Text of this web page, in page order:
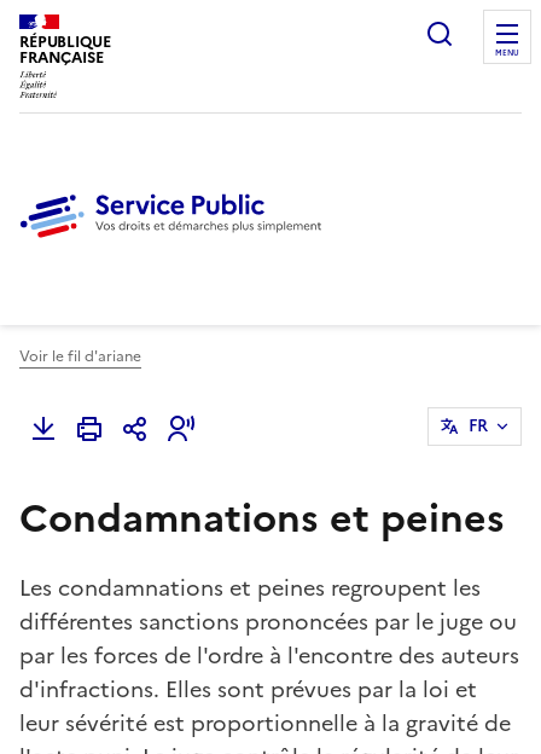
RÉPUBLIQUE
FRANÇAISE
Ouvrir
MENU
Voir le fil d'ariane
FR
Condamnations et peines
Les condamnations et peines regroupent les
différentes sanctions prononcées par le juge ou
par les forces de l'ordre à l'encontre des auteurs
d'infractions. Elles sont prévues par la loi et
leur sévérité est proportionnelle à la gravité de